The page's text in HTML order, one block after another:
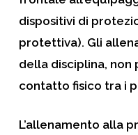
dispositivi di
protettiva). Gli
della disciplina, non
contatto fisico tra i
L’allenamento alla